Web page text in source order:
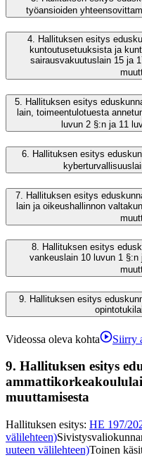
työansioiden
4. Hallituksen esitys
kuntoutusetuuksista ja
sairausvakuutuslain 15 ja
5. Hallituksen esitys
lain, toimeentulotuesta
luvun 2 §:n ja 11
6.
Hallituksen esitys
7. Hallituksen esitys
lain ja oikeushallinnon
8. Hallituksen esitys
vankeuslain 10 luvun 1
9. Hallituksen esitys
Videossa oleva kohta Siirry
9. Hallituksen esitys
muuttamisesta
Hallituksen esitys: HE 197/
välilehteen)
uuteen välilehteen)Toinen